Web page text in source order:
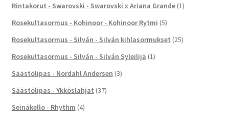
Rintakorut - Swarovski - Swarovski x Ariana Grande (1)
Rosekultasormus - Kohinoor - Kohinoor Rytmi (5)
Rosekultasormus - Silván - Silván kihlasormukset (25)
Rosekultasormus - Silván - Silván Syleilijä (1)
Säästölipas - Nordahl Andersen (3)
Säästölipas - Ykköslahjat (37)
Seinäkello - Rhythm (4)